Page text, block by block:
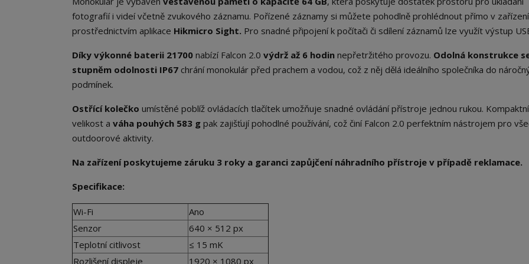
fotografií i videí včetně zvukového záznamu. Pořízené záznamy si můžete pohodlně prohlédnout přímo v
prostřednictvím aplikace Hikmicro Sight. Pro snadné připojení k počítači či sdílení záznamů lze využít výstup
Díky výkonné baterii 21700 nabízí Falcon 2.0 výdrž až 6 hodin nepřetržitého provozu. Odolná konstrukce
stupněm odolnosti IP67 chrání monokulár před prachem a vodou, což z něj dělá ideálního společníka do
podmínek.
Ostřící kolečko umístěné poblíž ovládacích tlačítek umožňuje snadné ovládání přístroje jednou rukou. Kompaktní
velikost a váha pouhých 583 g pak zajišťují pohodlné používání, což činí Falcon 2.0 perfektním nástrojem pro
outdoorové aktivity.
Na zařízení poskytujeme záruku 3 roky a garanci zapůjčení náhradního přístroje v případě reklamace.
Specifikace:
Wi-Fi
Ano
Senzor
640 × 512 px
Teplotní citlivost
≤ 15 mK
Rozlišení displeje
1920 × 1080 px